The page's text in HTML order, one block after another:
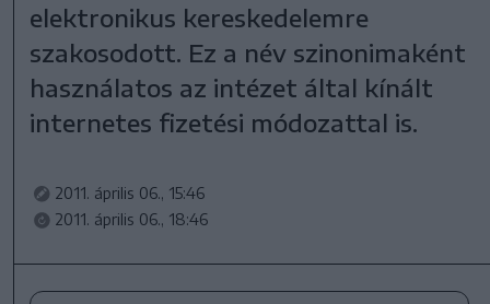
elektronikus kereskedelemre
szakosodott. Ez a név szinonimaként
használatos az intézet által kínált
internetes fizetési módozattal is.
2011. április 06., 15:46
2011. április 06., 18:46